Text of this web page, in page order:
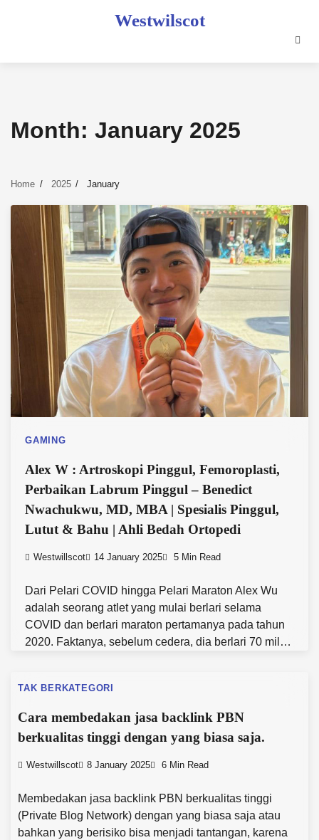
Westwilscot
Month: January 2025
Home 2025 January
GAMING
Alex W : Artroskopi Pinggul, Femoroplasti,
Perbaikan Labrum Pinggul – Benedict
Nwachukwu, MD, MBA | Spesialis Pinggul,
Lutut & Bahu | Ahli Bedah Ortopedi
Westwillscot 14 January 2025 5 Min Read
Dari Pelari COVID hingga Pelari Maraton Alex Wu
adalah seorang atlet yang mulai berlari selama
COVID dan berlari maraton pertamanya pada tahun
2020. Faktanya, sebelum cedera, dia berlari 70 mil…
TAK BERKATEGORI
Cara membedakan jasa backlink PBN
berkualitas tinggi dengan yang biasa saja.
Westwillscot 8 January 2025 6 Min Read
Membedakan jasa backlink PBN berkualitas tinggi
(Private Blog Network) dengan yang biasa saja atau
bahkan yang berisiko bisa menjadi tantangan, karena